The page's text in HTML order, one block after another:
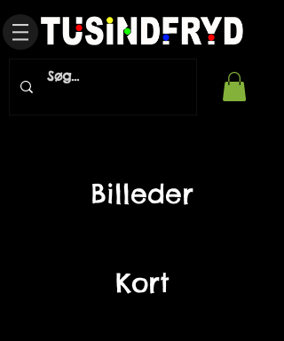
Billeder
Kort